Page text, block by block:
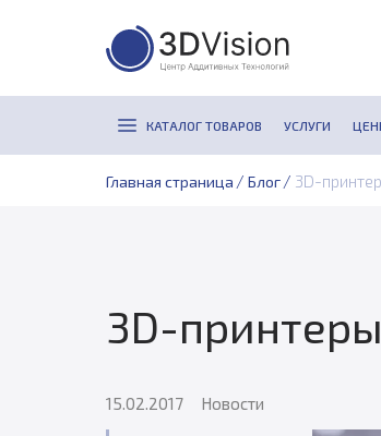
КАТАЛОГ ТОВАРОВ УСЛУГИ
Главная страница / Блог / 3D-
3D-
15.02.2017 Новости